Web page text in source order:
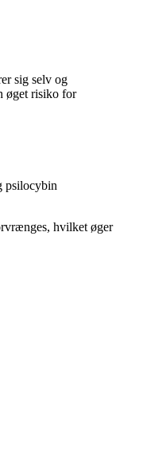
sig selv og
øget risiko for
psilocybin
hvilket øger